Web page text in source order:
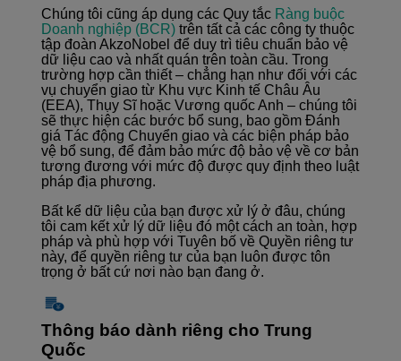
Chúng tôi cũng áp dụng các Quy tắc Ràng buộc
Doanh nghiệp (BCR) trên tất cả các công ty thuộc
tập đoàn AkzoNobel để duy trì tiêu chuẩn bảo vệ
dữ liệu cao và nhất quán trên toàn cầu. Trong
trường hợp cần thiết – chẳng hạn như đối với các
vụ chuyển giao từ Khu vực Kinh tế Châu Âu
(EEA), Thụy Sĩ hoặc Vương quốc Anh – chúng tôi
sẽ thực hiện các bước bổ sung, bao gồm Đánh
giá Tác động Chuyển giao và các biện pháp bảo
vệ bổ sung, để đảm bảo mức độ bảo vệ về cơ bản
tương đương với mức độ được quy định theo luật
pháp địa phương.
Bất kể dữ liệu của bạn được xử lý ở đâu, chúng
tôi cam kết xử lý dữ liệu đó một cách an toàn, hợp
pháp và phù hợp với Tuyên bố về Quyền riêng tư
này, để quyền riêng tư của bạn luôn được tôn
trọng ở bất cứ nơi nào bạn đang ở.
Thông báo dành riêng cho Trung
Quốc